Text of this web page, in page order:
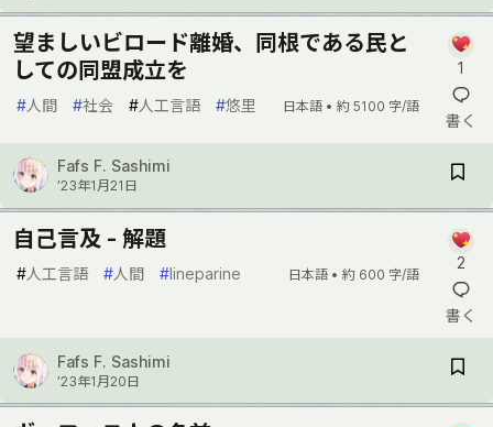
望ましいビロード離婚、同根である民と
しての同盟成立を
#人間 #社会 #人工言語 #悠里 日本語 • 約 5100 字/語
1
書く
Fafs F. Sashimi
’23年1月21日
自己言及 - 解題
#人工言語 #人間 #lineparine 日本語 • 約 600 字/語
2
書く
Fafs F. Sashimi
’23年1月20日